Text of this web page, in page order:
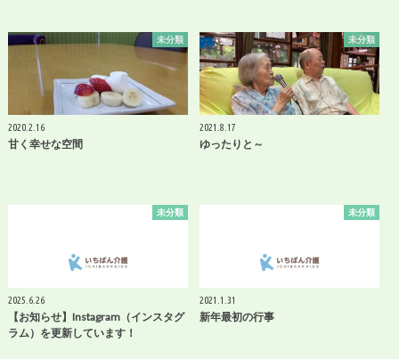
未分類
2020.2.16
甘く幸せな空間
未分類
2021.8.17
ゆったりと～
未分類
2025.6.26
【お知らせ】Instagram（インスタグ
ラム）を更新しています！
未分類
2021.1.31
新年最初の行事